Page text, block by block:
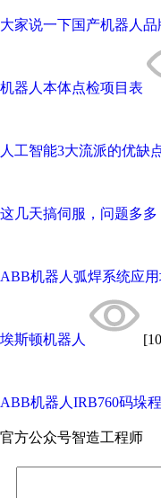
大家说一下国产机器人品
机器人本体点检项目表
人工智能3大流派的优缺
这几天搞伺服，问题多多
ABB机器人弧焊系统应用
埃斯顿机器人
ABB机器人IRB760码垛
官方公众号智造工程师